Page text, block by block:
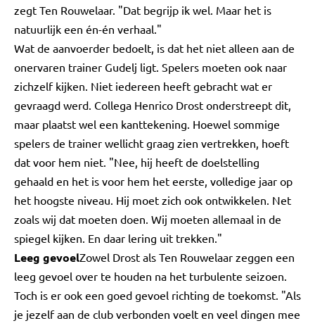
zegt Ten Rouwelaar. "Dat begrijp ik wel. Maar het is
natuurlijk een én-én verhaal."
Wat de aanvoerder bedoelt, is dat het niet alleen aan de
onervaren trainer Gudelj ligt. Spelers moeten ook naar
zichzelf kijken. Niet iedereen heeft gebracht wat er
gevraagd werd. Collega Henrico Drost onderstreept dit,
maar plaatst wel een kanttekening. Hoewel sommige
spelers de trainer wellicht graag zien vertrekken, hoeft
dat voor hem niet. "Nee, hij heeft de doelstelling
gehaald en het is voor hem het eerste, volledige jaar op
het hoogste niveau. Hij moet zich ook ontwikkelen. Net
zoals wij dat moeten doen. Wij moeten allemaal in de
spiegel kijken. En daar lering uit trekken."
Leeg gevoelZowel Drost als Ten Rouwelaar zeggen een
leeg gevoel over te houden na het turbulente seizoen.
Toch is er ook een goed gevoel richting de toekomst. "Als
je jezelf aan de club verbonden voelt en veel dingen mee